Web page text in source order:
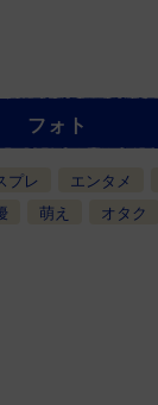
フォト
プレ エンタメ
萌え オタク